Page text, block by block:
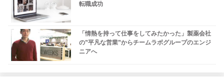
転職成功
「情熱を持って仕事をしてみたかった」製薬会社
の”平凡な営業”からチームラボグループのエンジ
ニアへ